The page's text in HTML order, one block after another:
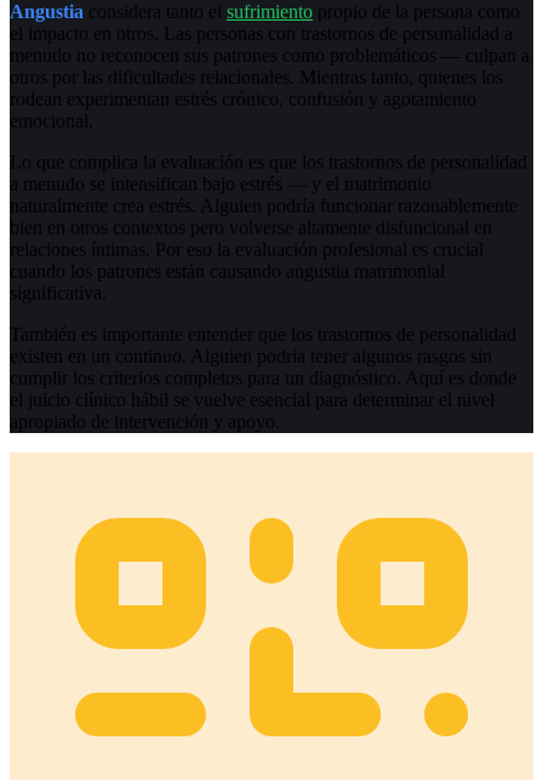
Angustia considera tanto el sufrimiento propio de la persona como
el impacto en otros. Las personas con trastornos de personalidad a
menudo no reconocen sus patrones como problemáticos — culpan a
otros por las dificultades relacionales. Mientras tanto, quienes los
rodean experimentan estrés crónico, confusión y agotamiento
emocional.
Lo que complica la evaluación es que los trastornos de personalidad
a menudo se intensifican bajo estrés — y el matrimonio
naturalmente crea estrés. Alguien podría funcionar razonablemente
bien en otros contextos pero volverse altamente disfuncional en
relaciones íntimas. Por eso la evaluación profesional es crucial
cuando los patrones están causando angustia matrimonial
significativa.
También es importante entender que los trastornos de personalidad
existen en un continuo. Alguien podría tener algunos rasgos sin
cumplir los criterios completos para un diagnóstico. Aquí es donde
el juicio clínico hábil se vuelve esencial para determinar el nivel
apropiado de intervención y apoyo.